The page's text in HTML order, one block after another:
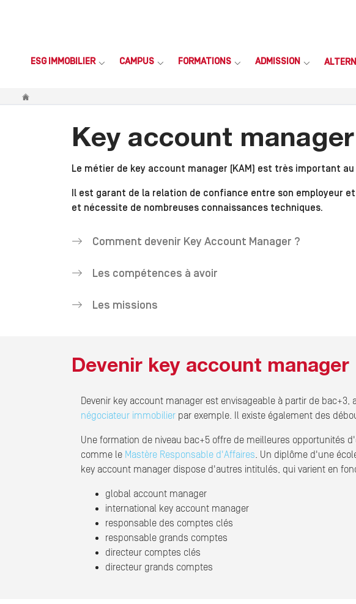
ESG IMMOBILIER CAMPUS FORMATIONS ADMISSION
Vous êtes ici
Key account manager
Le métier de key account manager (KAM) est très important
Il est garant de la relation de confiance entre son employeur
et nécessite de nombreuses connaissances techniques.
Comment devenir Key Account Manager ?
Les compétences à avoir
Les missions
Devenir key account manager
Devenir key account manager est envisageable à partir de
négociateur immobilier par exemple. Il existe également des
Une formation de niveau bac+5 offre de meilleures opportunités
comme le Mastère Responsable d'Affaires. Un diplôme d'une
key account manager dispose d'autres intitulés, qui varient en
global account manager
international key account manager
responsable des comptes clés
responsable grands comptes
directeur comptes clés
directeur grands comptes